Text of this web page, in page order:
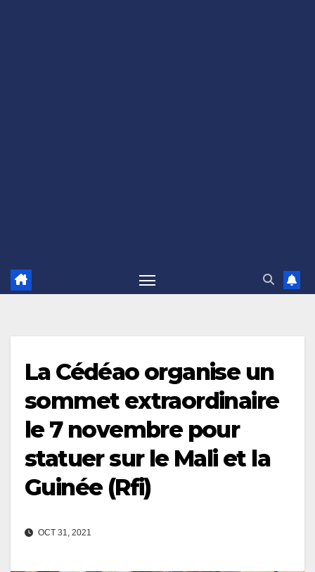
La Cédéao organise un
sommet extraordinaire
le 7 novembre pour
statuer sur le Mali et la
Guinée (Rfi)
OCT 31, 2021